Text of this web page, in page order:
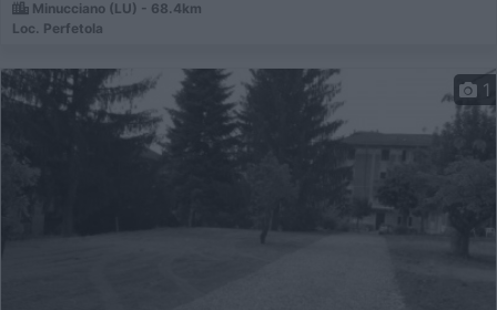
Minucciano (LU) - 68.4km
Loc. Perfetola
1